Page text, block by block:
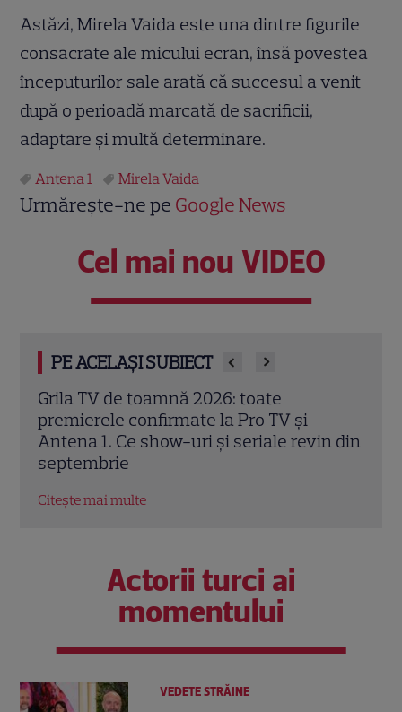
Astăzi, Mirela Vaida este una dintre figurile
consacrate ale micului ecran, însă povestea
începuturilor sale arată că succesul a venit
după o perioadă marcată de sacrificii,
adaptare și multă determinare.
Antena 1 Mirela Vaida
Urmărește-ne pe Google News
Cel mai nou VIDEO
PE ACELAȘI SUBIECT
Trei cupluri revin la „Insula Iubirii –
Reuniuni”. Ce se întâmplă când se
întâlnesc din nou cu Radu Vâlcan
Citește mai multe
Actorii turci ai
momentului
VEDETE STRĂINE